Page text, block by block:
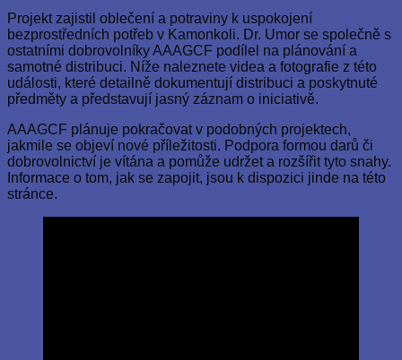
Projekt zajistil oblečení a potraviny k uspokojení
bezprostředních potřeb v Kamonkoli. Dr. Umor se společně s
ostatními dobrovolníky AAAGCF podílel na plánování a
samotné distribuci. Níže naleznete videa a fotografie z této
události, které detailně dokumentují distribuci a poskytnuté
předměty a představují jasný záznam o iniciativě.
AAAGCF plánuje pokračovat v podobných projektech,
jakmile se objeví nové příležitosti. Podpora formou darů či
dobrovolnictví je vítána a pomůže udržet a rozšířit tyto snahy.
Informace o tom, jak se zapojit, jsou k dispozici jinde na této
stránce.